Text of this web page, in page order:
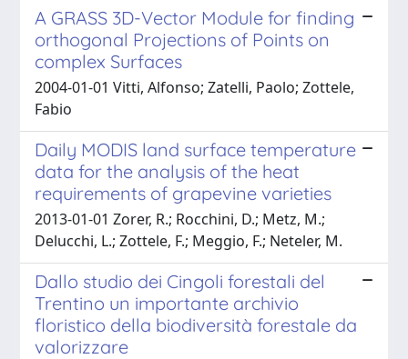
A GRASS 3D-Vector Module for finding
orthogonal Projections of Points on
complex Surfaces
2004-01-01 Vitti, Alfonso; Zatelli, Paolo; Zottele,
Fabio
Daily MODIS land surface temperature
data for the analysis of the heat
requirements of grapevine varieties
2013-01-01 Zorer, R.; Rocchini, D.; Metz, M.;
Delucchi, L.; Zottele, F.; Meggio, F.; Neteler, M.
Dallo studio dei Cingoli forestali del
Trentino un importante archivio
floristico della biodiversità forestale da
valorizzare